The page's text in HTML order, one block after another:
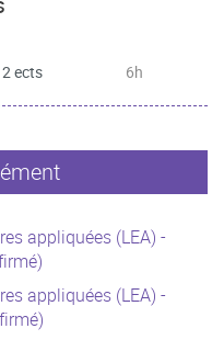
2 ects 6h
appliquées (LEA) -
appliquées (LEA) -